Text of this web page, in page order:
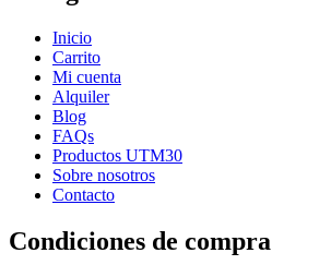
Inicio
Carrito
Mi cuenta
Alquiler
Blog
FAQs
Productos UTM30
Sobre nosotros
Contacto
Condiciones de compra